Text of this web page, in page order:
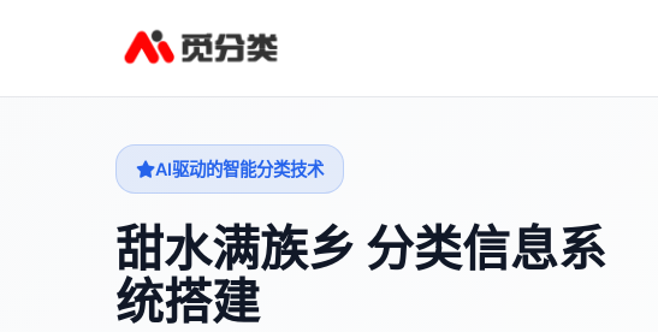
AI驱动的智能分类技术
甜水满族乡 分类信息系
统搭建